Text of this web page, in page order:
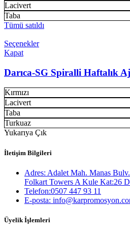
Lacivert
Taba
Tümü satıldı
Seçenekler
Kapat
Darıca-SG Spiralli Haftalık
Kırmızı
Lacivert
Taba
Turkuaz
Yukarıya Çık
İletişim Bilgileri
Adres: Adalet Mah. Manas
Folkart Towers A Kule Kat:26
Telefon:0507 447 93 11
E-posta:
Üyelik İşlemleri